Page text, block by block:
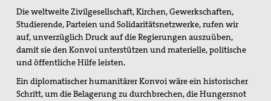
Suche
Die weltweite Zivilgesellschaft, Kirchen, Gewerkschaften,
Studierende, Parteien und Solidaritätsnetzwerke, rufen wir
auf, unverzüglich Druck auf die Regierungen auszuüben,
damit sie den Konvoi unterstützen und materielle, politische
und öffentliche Hilfe leisten.
Ein diplomatischer humanitärer Konvoi wäre ein historischer
Schritt, um die Belagerung zu durchbrechen, die Hungersnot